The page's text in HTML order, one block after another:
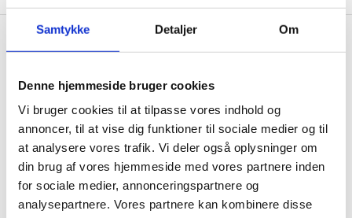
Samtykke Detaljer Om
Denne hjemmeside bruger cookies
Vi bruger cookies til at tilpasse vores indhold og
annoncer, til at vise dig funktioner til sociale medier og til
at analysere vores trafik. Vi deler også oplysninger om
din brug af vores hjemmeside med vores partnere inden
for sociale medier, annonceringspartnere og
analysepartnere. Vores partnere kan kombinere disse
Wallshop.dk
Gastrobutikken ApS
Rømersvej 33
7430 Ikast
CVR: 38952986
Telefon træffetid:
Tlf.71 99 30 98